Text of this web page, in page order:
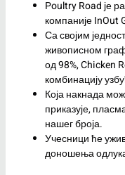
Poultry Road је
компаније InOut
Са својим
живописном
од 98%, Chicken
комбинацију
Која накнада
приказује,
нашег броја.
Учесници ће
доношења одлука